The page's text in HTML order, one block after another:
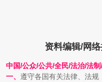
资料编辑/网
中国/公众/公共/全民/法治/法
一、 遵守各国有关法律、法规